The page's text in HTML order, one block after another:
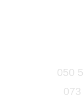
050
073